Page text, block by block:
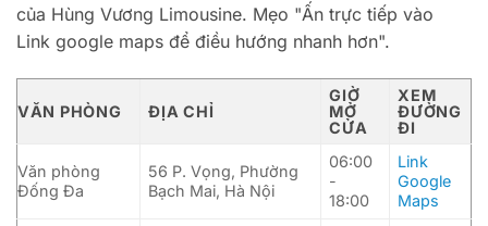
của Hùng Vương Limousine. Mẹo "Ấn trực tiếp vào
Link google maps để điều hướng nhanh hơn".
VĂN PHÒNG ĐỊA CHỈ
GIỜ
MỞ
CỬA
XEM
ĐƯỜNG
ĐI
Văn phòng
Đống Đa
56 P. Vọng, Phường
Bạch Mai, Hà Nội
06:00
-
18:00
Link
Google
Maps